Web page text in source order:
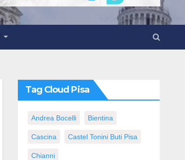
Tag Cloud Pisa
Andrea Bocelli Bientina
Cascina Castel Tonini Buti Pisa
Chianni